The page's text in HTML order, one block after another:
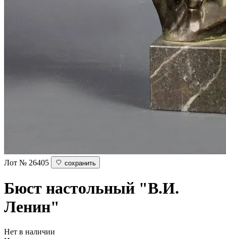
Лот № 26405 сохранить
Бюст настольный "В.И.
Ленин"
Нет в наличии